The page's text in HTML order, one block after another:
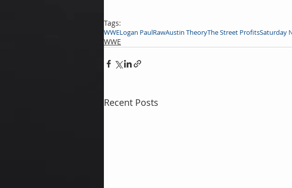
Tags:
WWELogan PaulRawAustin TheoryThe Street ProfitsSaturday
WWE
Recent Posts